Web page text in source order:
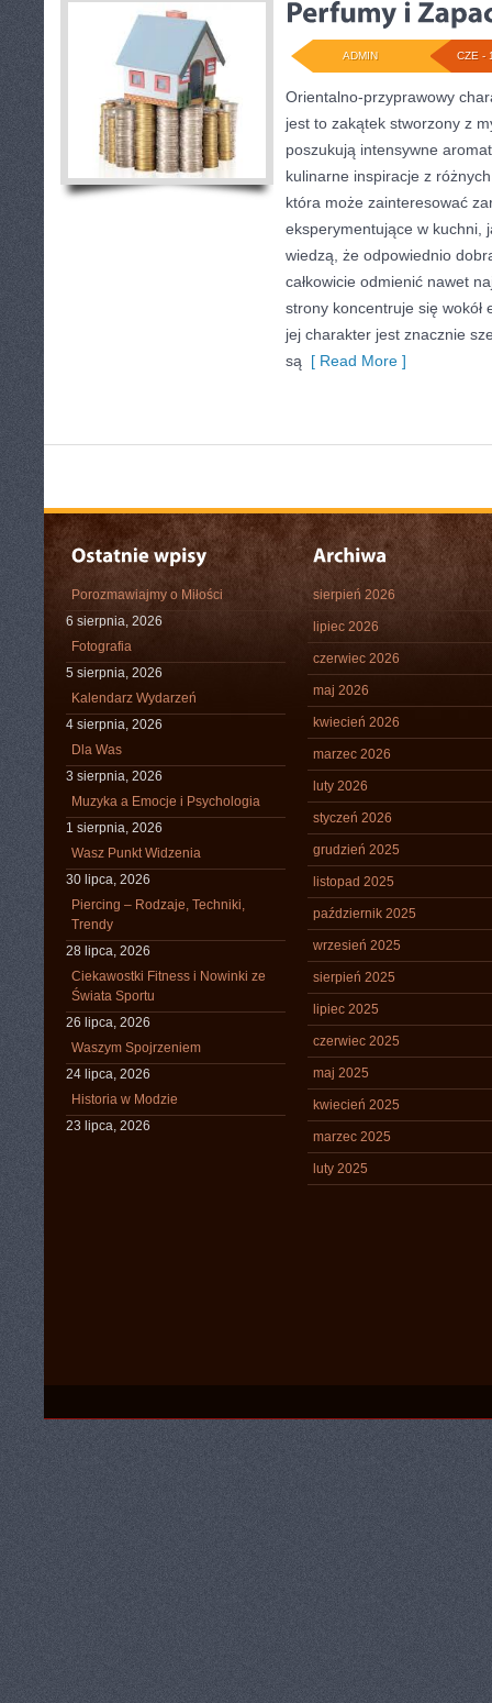
CZE -
ADMIN
Orientalno-przyprawowy
jest to zakątek stworzony z
poszukują intensywne
kulinarne inspiracje z
która może zainteresować
eksperymentujące w kuchni,
wiedzą, że odpowiednio
całkowicie odmienić nawet
strony koncentruje się wokół
jej charakter jest znacznie
są [ Read More ]
Porozmawiajmy o Miłości
6 sierpnia, 2026
Fotografia
5 sierpnia, 2026
Kalendarz Wydarzeń
4 sierpnia, 2026
Dla Was
3 sierpnia, 2026
Muzyka a Emocje i Psychologia
1 sierpnia, 2026
Wasz Punkt Widzenia
30 lipca, 2026
Piercing – Rodzaje, Techniki,
Trendy
28 lipca, 2026
Ciekawostki Fitness i Nowinki ze
Świata Sportu
26 lipca, 2026
Waszym Spojrzeniem
24 lipca, 2026
Historia w Modzie
23 lipca, 2026
sierpień 2026
lipiec 2026
czerwiec 2026
maj 2026
kwiecień 2026
marzec 2026
luty 2026
styczeń 2026
grudzień 2025
listopad 2025
październik 2025
wrzesień 2025
sierpień 2025
lipiec 2025
czerwiec 2025
maj 2025
kwiecień 2025
marzec 2025
luty 2025